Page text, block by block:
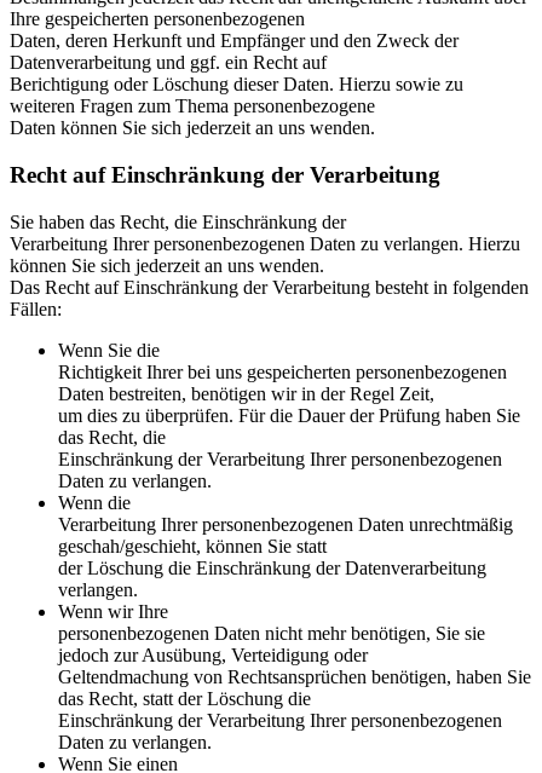
Ihre gespeicherten personenbezogenen
Daten, deren Herkunft und Empfänger und den Zweck der
Datenverarbeitung und ggf. ein Recht auf
Berichtigung oder Löschung dieser Daten. Hierzu sowie zu
weiteren Fragen zum Thema personenbezogene
Daten können Sie sich jederzeit an uns wenden.
Recht auf Einschränkung der Verarbeitung
Sie haben das Recht, die Einschränkung der
Verarbeitung Ihrer personenbezogenen Daten zu verlangen. Hierzu
können Sie sich jederzeit an uns wenden.
Das Recht auf Einschränkung der Verarbeitung besteht in folgenden
Fällen:
Wenn Sie die
Richtigkeit Ihrer bei uns gespeicherten personenbezogenen
Daten bestreiten, benötigen wir in der Regel Zeit,
um dies zu überprüfen. Für die Dauer der Prüfung haben Sie
das Recht, die
Einschränkung der Verarbeitung Ihrer personenbezogenen
Daten zu verlangen.
Wenn die
Verarbeitung Ihrer personenbezogenen Daten unrechtmäßig
geschah/geschieht, können Sie statt
der Löschung die Einschränkung der Datenverarbeitung
verlangen.
Wenn wir Ihre
personenbezogenen Daten nicht mehr benötigen, Sie sie
jedoch zur Ausübung, Verteidigung oder
Geltendmachung von Rechtsansprüchen benötigen, haben Sie
das Recht, statt der Löschung die
Einschränkung der Verarbeitung Ihrer personenbezogenen
Daten zu verlangen.
Wenn Sie einen